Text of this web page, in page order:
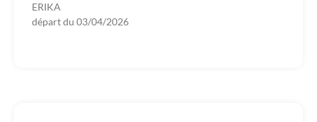
ERIKA
départ du 03/04/2026